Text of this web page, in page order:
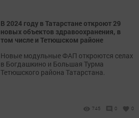
В 2024 году в Татарстане откроют 29
новых объектов здравоохранения, в
том числе и Тетюшском районе
Новые модульные ФАП откроются селах
в Богдашкино и Большая Турма
Тетюшского района Татарстана.
745 0 0